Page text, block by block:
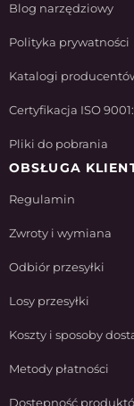
Blog narzędziowy
Polityka prywatności
Katalogi
Certyfikacja ISO
Pliki do pobrania
OBSŁUGA
Regulamin
Zwroty i wymiana
Odbiór przesyłki
Losy przesyłki
Koszty i sposoby
Metody płatności
Dostępność